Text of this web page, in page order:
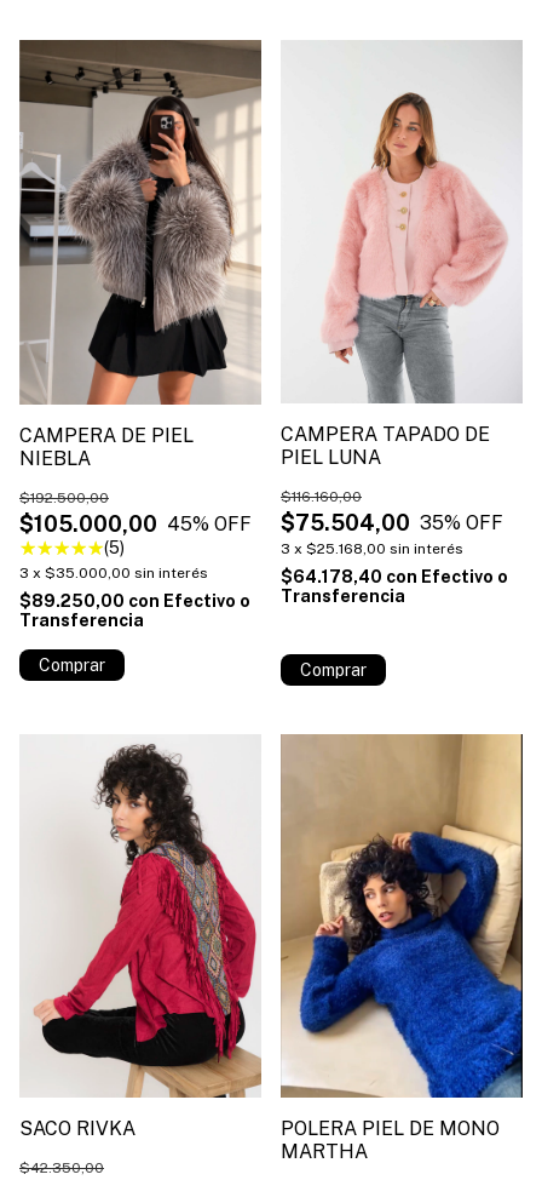
CAMPERA DE PIEL
NIEBLA
$105.000,00
$192.500,00
45% OFF
(5)
3 x $35.000,00 sin interés
$89.250,00 con Efectivo o
Transferencia
Comprar
CAMPERA TAPADO DE
PIEL LUNA
$75.504,00
$116.160,00
35% OFF
3 x $25.168,00 sin interés
$64.178,40 con Efectivo o
Transferencia
Comprar
SACO RIVKA
$42.350,00
POLERA PIEL DE MONO
MARTHA